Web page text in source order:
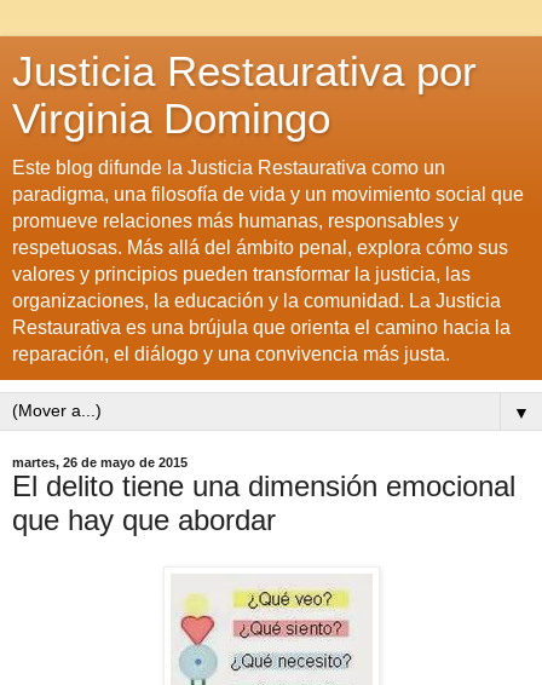
Justicia Restaurativa por
Virginia Domingo
Este blog difunde la Justicia Restaurativa como un
paradigma, una filosofía de vida y un movimiento social que
promueve relaciones más humanas, responsables y
respetuosas. Más allá del ámbito penal, explora cómo sus
valores y principios pueden transformar la justicia, las
organizaciones, la educación y la comunidad. La Justicia
Restaurativa es una brújula que orienta el camino hacia la
reparación, el diálogo y una convivencia más justa.
▼
martes, 26 de mayo de 2015
El delito tiene una dimensión emocional
que hay que abordar